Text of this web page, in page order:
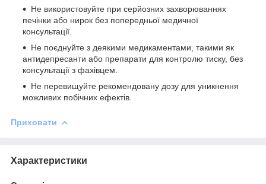
Не використовуйте при серйозних захворюваннях
печінки або нирок без попередньої медичної
консультації.
Не поєднуйте з деякими медикаментами, такими як
антидепресанти або препарати для контролю тиску, без
консультації з фахівцем.
Не перевищуйте рекомендовану дозу для уникнення
можливих побічних ефектів.
Приховати
Характеристики